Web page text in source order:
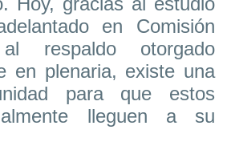
en Comisión
respaldo otorgado
en plenaria, existe una
para que estos
lleguen a su